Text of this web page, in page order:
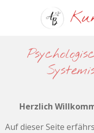
Hauptinhalt
Herzlich
Auf dieser Seite